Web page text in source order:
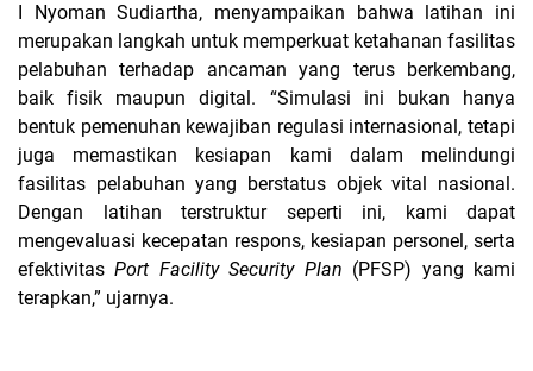
I Nyoman Sudiartha, menyampaikan bahwa latihan ini
merupakan langkah untuk memperkuat ketahanan fasilitas
pelabuhan terhadap ancaman yang terus berkembang,
baik fisik maupun digital. “Simulasi ini bukan hanya
bentuk pemenuhan kewajiban regulasi internasional, tetapi
juga memastikan kesiapan kami dalam melindungi
fasilitas pelabuhan yang berstatus objek vital nasional.
Dengan latihan terstruktur seperti ini, kami dapat
mengevaluasi kecepatan respons, kesiapan personel, serta
efektivitasPort FacilitySecurity Plan (PFSP) yang kami
terapkan,” ujarnya.